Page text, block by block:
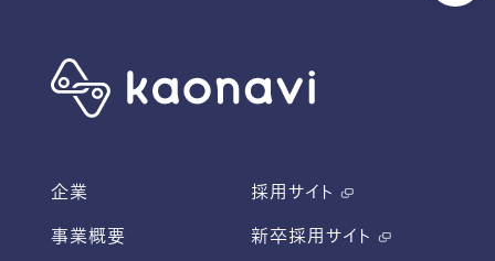
企業
事業概要
採用サイト
新卒採用サイト